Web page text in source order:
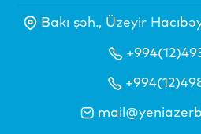
Bakı şəh., Üzeyir